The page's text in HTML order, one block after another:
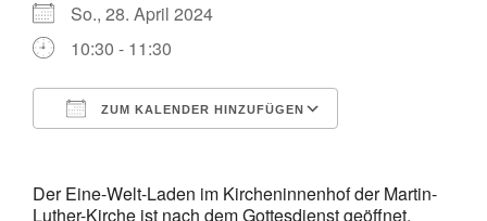
So., 28. April 2024
10:30 - 11:30
ZUM KALENDER HINZUFÜGEN
Der Eine-Welt-Laden im Kircheninnenhof der Martin-
Luther-Kirche ist nach dem Gottesdienst geöffnet.